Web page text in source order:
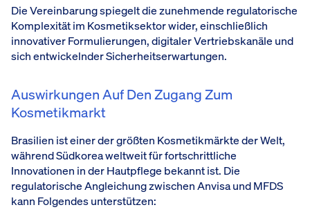
Die Vereinbarung spiegelt die zunehmende regulatorische
Komplexität im Kosmetiksektor wider, einschließlich
innovativer Formulierungen, digitaler Vertriebskanäle und
sich entwickelnder Sicherheitserwartungen.
Auswirkungen Auf Den Zugang Zum
Kosmetikmarkt
Brasilien ist einer der größten Kosmetikmärkte der Welt,
während Südkorea weltweit für fortschrittliche
Innovationen in der Hautpflege bekannt ist. Die
regulatorische Angleichung zwischen Anvisa und MFDS
kann Folgendes unterstützen: